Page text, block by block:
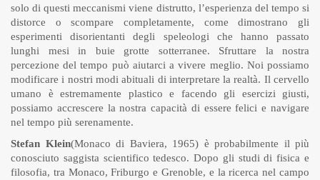
solo di questi meccanismi viene distrutto, l’esperienza del tempo si
distorce o scompare completamente, come dimostrano gli
esperimenti disorientanti degli speleologi che hanno passato
lunghi mesi in buie grotte sotterranee. Sfruttare la nostra
percezione del tempo può aiutarci a vivere meglio. Noi possiamo
modificare i nostri modi abituali di interpretare la realtà. Il cervello
umano è estremamente plastico e facendo gli esercizi giusti,
possiamo accrescere la nostra capacità di essere felici e navigare
nel tempo più serenamente.
Stefan Klein(Monaco di Baviera, 1965) è probabilmente il più
conosciuto saggista scientifico tedesco. Dopo gli studi di fisica e
filosofia, tra Monaco, Friburgo e Grenoble, e la ricerca nel campo